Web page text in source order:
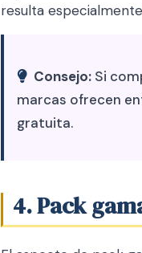
resulta
Consejo: Si
marcas ofrecen
gratuita.
4. Pack